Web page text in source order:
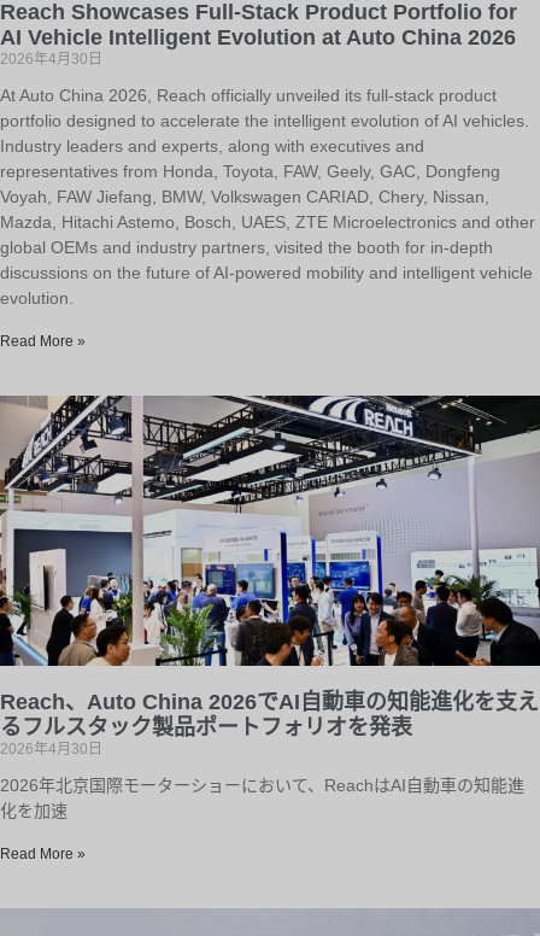
Reach Showcases Full-Stack Product Portfolio for
AI Vehicle Intelligent Evolution at Auto China 2026
2026年4月30日
At Auto China 2026, Reach officially unveiled its full-stack product
portfolio designed to accelerate the intelligent evolution of AI vehicles.
Industry leaders and experts, along with executives and
representatives from Honda, Toyota, FAW, Geely, GAC, Dongfeng
Voyah, FAW Jiefang, BMW, Volkswagen CARIAD, Chery, Nissan,
Mazda, Hitachi Astemo, Bosch, UAES, ZTE Microelectronics and other
global OEMs and industry partners, visited the booth for in-depth
discussions on the future of AI-powered mobility and intelligent vehicle
evolution.
Read More »
Reach、Auto China 2026でAI自動車の知能進化を支え
るフルスタック製品ポートフォリオを発表
2026年4月30日
2026年北京国際モーターショーにおいて、ReachはAI自動車の知能進
化を加速
Read More »